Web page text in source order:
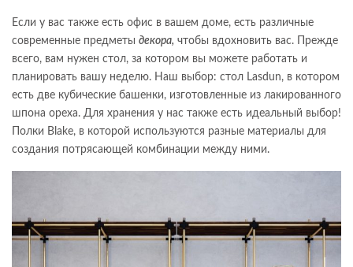
Если у вас также есть офис в вашем доме, есть различные
современные предметы декора, чтобы вдохновить вас. Прежде
всего, вам нужен стол, за котором вы можете работать и
планировать вашу неделю. Наш выбор: стол Lasdun, в котором
есть две кубические башенки, изготовленные из лакированного
шпона ореха. Для хранения у нас также есть идеальный выбор!
Полки Blake, в которой используются разные материалы для
создания потрясающей комбинации между ними.